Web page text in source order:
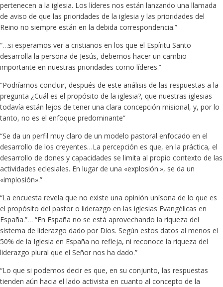
pertenecen a la iglesia. Los líderes nos están lanzando una llamada
de aviso de que las prioridades de la iglesia y las prioridades del
Reino no siempre están en la debida correspondencia.”
“…si esperamos ver a cristianos en los que el Espíritu Santo
desarrolla la persona de Jesús, debemos hacer un cambio
importante en nuestras prioridades como líderes.”
“Podríamos concluir, después de este análisis de las respuestas a la
pregunta ¿Cuál es el propósito de la iglesia?, que nuestras iglesias
todavía están lejos de tener una clara concepción misional, y, por lo
tanto, no es el enfoque predominante”
“Se da un perfil muy claro de un modelo pastoral enfocado en el
desarrollo de los creyentes…La percepción es que, en la práctica, el
desarrollo de dones y capacidades se limita al propio contexto de las
actividades eclesiales. En lugar de una «explosión.», se da un
«implosión».”
“La encuesta revela que no existe una opinión unísona de lo que es
el propósito del pastor o liderazgo en las iglesias Evangélicas en
España.”… “En España no se está aprovechando la riqueza del
sistema de liderazgo dado por Dios. Según estos datos al menos el
50% de la Iglesia en España no refleja, ni reconoce la riqueza del
liderazgo plural que el Señor nos ha dado.”
“Lo que si podemos decir es que, en su conjunto, las respuestas
tienden aún hacia el lado activista en cuanto al concepto de la